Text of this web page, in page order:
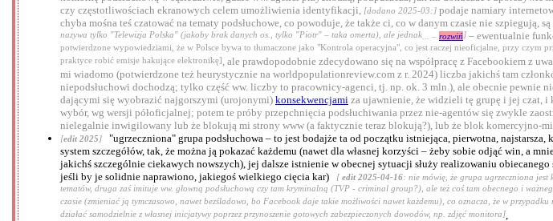
czy częstotliwościach ekranowych celem umożliwienia identyfikacji, [dodano 2025-03:] podaje namiary
chyba mośna teś czatować na tematy podsłuchowe, co powoduje, że także ci, co w danym czasie nie szpiegują,
nazywa tylko "Telewizja Polska" (jakoby brak danych os., tylko "Piotr" – taka omerta), ale jednak ... – rozwiń] – ewentualnie
potwierdzone wypowiedziami, że w Polsce bywa to tłumaczone jako "Kontrola operacyjna", co jest raczej nieoficjalne, przy
praktyce robić emisje hakujące elektronikę], ale prawdopodobnie zdecydowano się na współpracę z Facebookiem z
mi wiadomo (potwierdzone też heurystycznie na worldpopulationreview.com z r. 2024) liczba jakichś tam
niepodsłuchowi dochodzą; tylko część ww. liczby to pracownicy-agenci, tj. np. ok. 3 mln.), ale obecnie
dającymi się wyobrazić najgorszymi (urojonymi) konsekwencjami za ujawnienie, że widzieli tę grupę i jej czat, i
wybór, wg wersji półoficjalnej; potem te próby przepchnięcia podsłuchiwania przez nie-agentów się zwykle
nielegalnie inwigilowany lub że blokują mi strony www (a faktycznie teraz blokują?), lub że blok komercyjno-
[edit 2025]
"ugrzeczniona" grupa podsłuchowa – to jest bodajże ta od początku istniejąca, pierwotna,
system szczegółów, tak, że można ją pokazać każdemu (nawet dla własnej korzyści – żeby sobie odjąć win, a
jakichś szczególnie ciekawych nowszych), jej dalsze istnienie w obecnej sytuacji służy realizowaniu
jeśli by je solidnie naprawiono, jakiegoś wielkiego cięcia kar)
[ edit 2025-04-16: nie mówię, że grupa ugrzeczniona
tematów, druga zaś imituje ww. głowną podsłuchową czy tam kryminalną (TVP - criminal group?), ale też coś tam obecnego i
czasie (zmieniać ją tymczasowo, nawet bezśladowo, bo Facebook daje takie możliwości nawet każdemu), co oznacza, że w
działać samodzielnie z własnej inicjatywy poprzez przynoszenie gotowych zabezpieczonych dowodów, np. zdjęć monitora],